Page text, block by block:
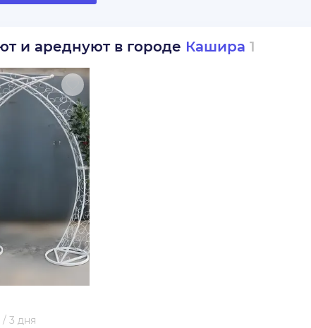
и ареднуют в городе Кашира 1
/ 3 дня